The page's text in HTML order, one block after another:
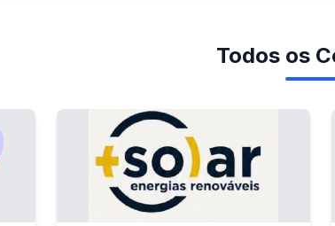
Todos os